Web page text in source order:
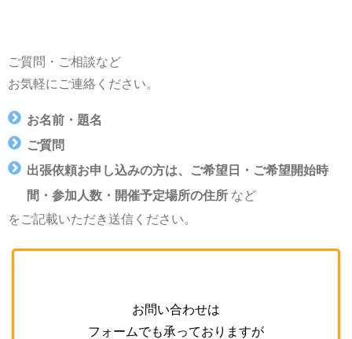
ご質問・ご相談など
お気軽にご連絡ください。
お名前・題名
ご質問
出張依頼お申し込みの方は、ご希望日・ご希望開始時
間・参加人数・開催予定場所の住所 など
をご記載いただき送信ください。
お問い合わせは
フォームでも承っておりますが